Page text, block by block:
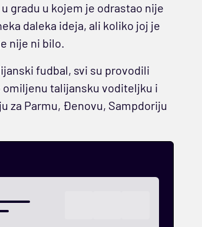
gradu u kojem je odrastao nije
daleka ideja, ali koliko joj je
nije ni bilo.
fudbal, svi su provodili
omiljenu talijansku voditeljku i
za Parmu, Đenovu, Sampdoriju